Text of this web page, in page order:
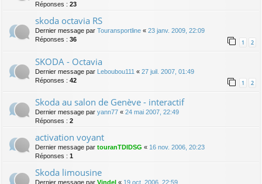
Réponses : 23
skoda octavia RS
Dernier message par Touransportline « 23 janv. 2009, 22:09
Réponses : 36 1 2
SKODA - Octavia
Dernier message par Leboubou111 « 27 juil. 2007, 01:49
Réponses : 42 1 2
Skoda au salon de Genève - interactif
Dernier message par yann77 « 24 mai 2007, 22:49
Réponses : 2
activation voyant
Dernier message par touranTDIDSG « 16 nov. 2006, 20:23
Réponses : 1
Skoda limousine
Dernier message par Vindel « 19 oct. 2006, 22:59